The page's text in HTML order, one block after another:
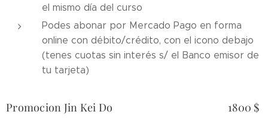
el mismo día del curso
Podes abonar por Mercado Pago en forma
online con débito/crédito, con el icono debajo
(tenes cuotas sin interés s/ el Banco emisor de
tu tarjeta)
Promocion Jin Kei Do 1800 $